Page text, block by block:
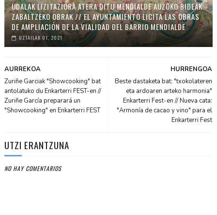
UDALAK LIZITAZIORA ATERA DITU MENDIALDE AUZOKO BIDEAK
ZABALTZEKO OBRAK // EL AYUNTAMIENTO LICITA LAS OBRAS
DE AMPLIACIÓN DE LA VIALIDAD DEL BARRIO MENDIALDE
UZTAILAK 01, 2021
HURRENGOA
Beste dastaketa bat: "txokolateren
eta ardoaren arteko harmonia"
Enkarterri Fest-en // Nueva cata:
"Armonía de cacao y vino" para el
Enkarterri Fest
AURREKOA
Zuriñe Garciak "Showcooking" bat
antolatuko du Enkarterri FEST-en //
Zuriñe García preparará un
"Showcooking" en Enkarterri FEST
UTZI ERANTZUNA
NO HAY COMENTARIOS